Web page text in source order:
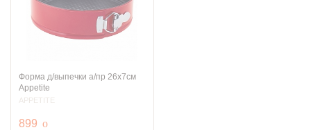
Форма д/выпечки а/пр 26х7см
Appetite
APPETITE
899 руб.
o